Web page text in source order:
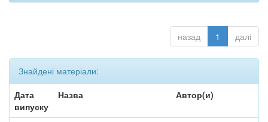
назад 1 далі
Знайдені матеріали:
Дата
випуску
Назва Автор(и)